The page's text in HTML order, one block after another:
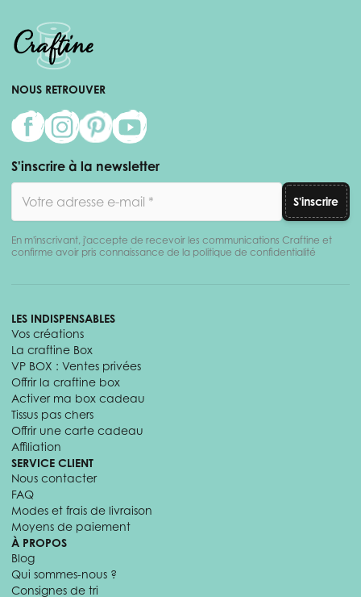
NOUS RETROUVER
S'inscrire à la newsletter
S'inscrire
En m'inscrivant, j'accepte de recevoir les communications Craftine et
confirme avoir pris connaissance de la politique de confidentialité
LES INDISPENSABLES
Vos créations
La craftine Box
VP BOX : Ventes privées
Offrir la craftine box
Activer ma box cadeau
Tissus pas chers
Offrir une carte cadeau
Affiliation
SERVICE CLIENT
Nous contacter
FAQ
Modes et frais de livraison
Moyens de paiement
À PROPOS
Blog
Qui sommes-nous ?
Consignes de tri